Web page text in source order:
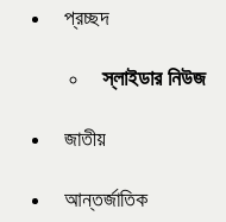
প্রচ্ছদ
স্লাইডার নিউজ
জাতীয়
আন্তর্জাতিক